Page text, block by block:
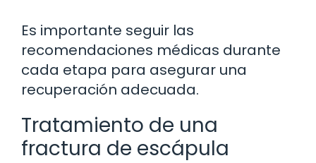
Es importante seguir las
recomendaciones médicas durante
cada etapa para asegurar una
recuperación adecuada.
Tratamiento de una
fractura de escápula